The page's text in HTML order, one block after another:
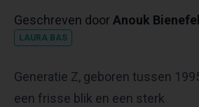
Geschreven door Anouk
LAURA BAS
Generatie Z, geboren tussen
een frisse blik en een sterk